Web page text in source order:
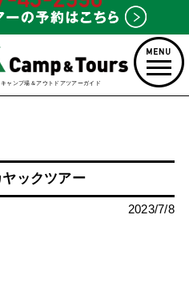
ャンプ場＆アウトドアツアーガイド
ックツアー
2023/7/8